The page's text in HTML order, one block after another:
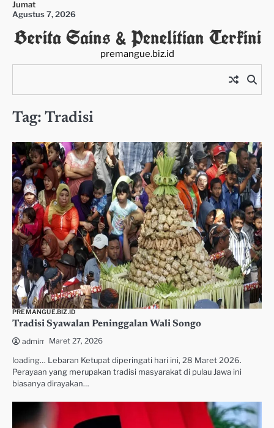
Skip
content
Jumat
Agustus 7, 2026
Berita Sains & Penelitian Terkini
premangue.biz.id
Tag: Tradisi
PREMANGUE.BIZ.ID
Tradisi Syawalan Peninggalan Wali Songo
admin Maret 27, 2026
loading… Lebaran Ketupat diperingati hari ini, 28 Maret 2026.
Perayaan yang merupakan tradisi masyarakat di pulau Jawa ini
biasanya dirayakan…